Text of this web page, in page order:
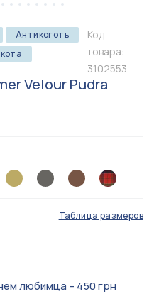
Антикоготь
Код
товара:
3102553
Velour Pudra
Таблица размеров
любимца – 450 грн